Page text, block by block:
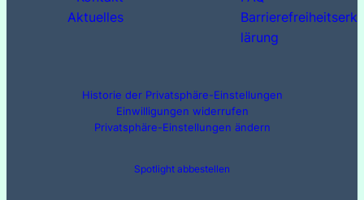
Aktuelles
Barrierefreiheitserk
lärung
Historie der Privatsphäre-Einstellungen
Einwilligungen widerrufen
Privatsphäre-Einstellungen ändern
Spotlight abbestellen